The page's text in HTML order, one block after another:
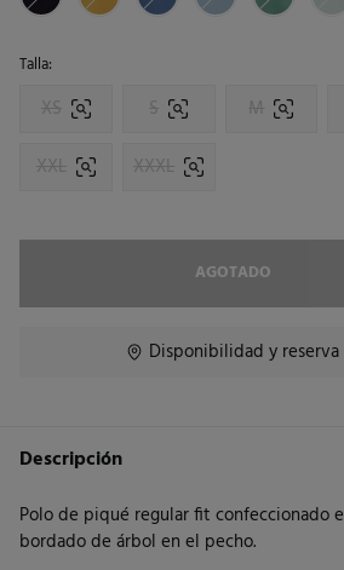
Talla:
XS S M
XXL
XXXL
AGOTADO
Disponibilidad y
Descripción
Polo de piqué regular fit confeccionado
bordado de árbol en el pecho.